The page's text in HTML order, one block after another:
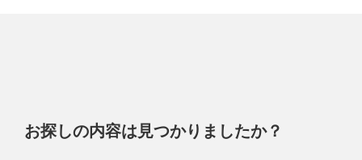
お探しの内容は見つかりましたか？